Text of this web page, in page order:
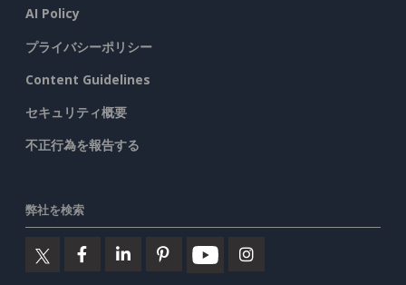
AI Policy
プライバシーポリシー
Content Guidelines
セキュリティ概要
不正行為を報告する
弊社を検索